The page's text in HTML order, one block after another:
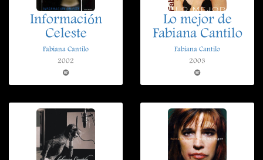
Información
Celeste
Fabiana Cantilo
2002
Lo mejor de
Fabiana Cantilo
Fabiana Cantilo
2003